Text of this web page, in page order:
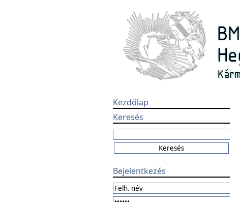
Kezdőlap
Keresés
Bejelentkezés